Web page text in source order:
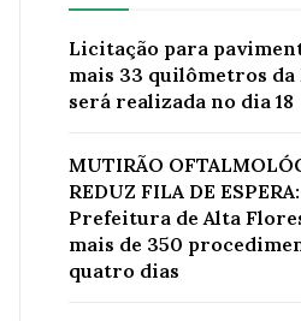
Licitação para
mais 33 quilômetros da
será realizada no dia 18
MUTIRÃO
REDUZ FILA DE
Prefeitura de Alta
mais de 350
quatro dias